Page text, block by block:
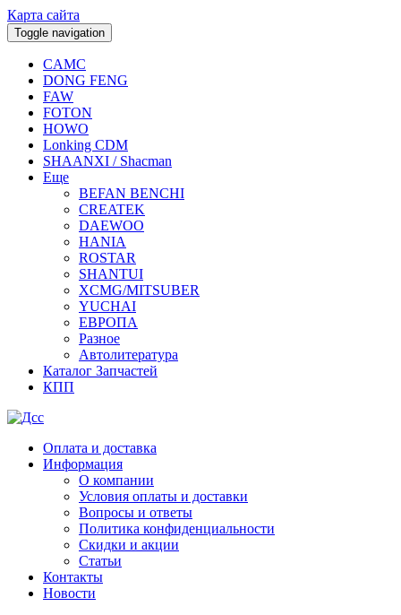
Карта сайта
Toggle navigation
CAMC
DONG FENG
FAW
FOTON
HOWO
Lonking CDM
SHAANXI / Shacman
Еще
BEFAN BENCHI
CREATEK
DAEWOO
HANIA
ROSTAR
SHANTUI
XCMG/MITSUBER
YUCHAI
ЕВРОПА
Разное
Aвтолитература
Каталог Запчастей
КПП
Оплата и доставка
Информация
О компании
Условия оплаты и доставки
Вопросы и ответы
Политика конфиденциальности
Скидки и акции
Статьи
Контакты
Новости